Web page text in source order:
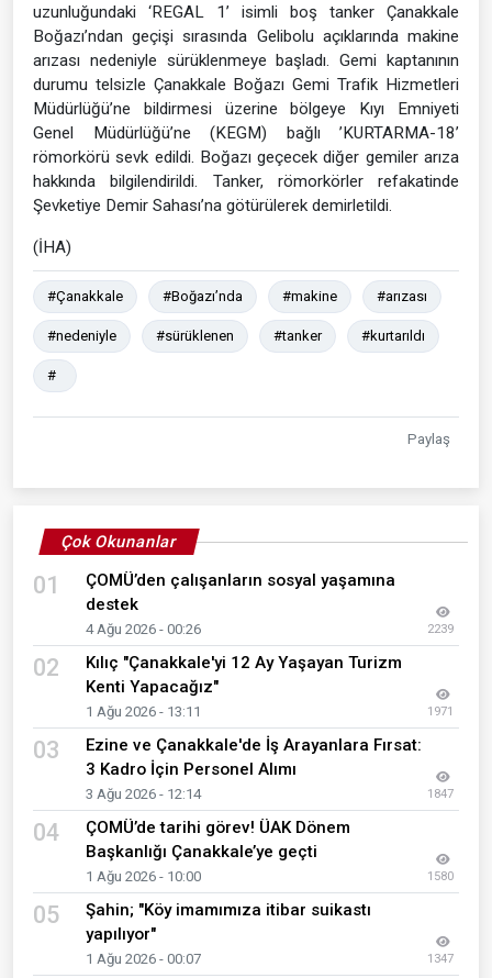
uzunluğundaki ‘REGAL 1’ isimli boş tanker Çanakkale
Boğazı’ndan geçişi sırasında Gelibolu açıklarında makine
arızası nedeniyle sürüklenmeye başladı. Gemi kaptanının
durumu telsizle Çanakkale Boğazı Gemi Trafik Hizmetleri
Müdürlüğü’ne bildirmesi üzerine bölgeye Kıyı Emniyeti
Genel Müdürlüğü’ne (KEGM) bağlı ’KURTARMA-18’
römorkörü sevk edildi. Boğazı geçecek diğer gemiler arıza
hakkında bilgilendirildi. Tanker, römorkörler refakatinde
Şevketiye Demir Sahası’na götürülerek demirletildi.
(İHA)
#Çanakkale #Boğazı’nda #makine #arızası
#nedeniyle #sürüklenen #tanker #kurtarıldı
#
Paylaş
Çok Okunanlar
01
ÇOMÜ’den çalışanların sosyal yaşamına
destek
4 Ağu 2026 - 00:26 2239
02
Kılıç "Çanakkale'yi 12 Ay Yaşayan Turizm
Kenti Yapacağız"
1 Ağu 2026 - 13:11 1971
03
Ezine ve Çanakkale'de İş Arayanlara Fırsat:
3 Kadro İçin Personel Alımı
3 Ağu 2026 - 12:14 1847
04
ÇOMÜ’de tarihi görev! ÜAK Dönem
Başkanlığı Çanakkale’ye geçti
1 Ağu 2026 - 10:00 1580
05
Şahin; "Köy imamımıza itibar suikastı
yapılıyor"
1 Ağu 2026 - 00:07 1347